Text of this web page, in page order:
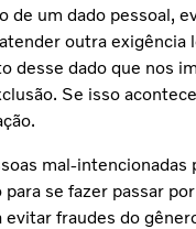
de um dado pessoal,
outra exigência
desse dado que nos
Se isso
mal-intencionadas
se fazer passar
evitar fraudes do